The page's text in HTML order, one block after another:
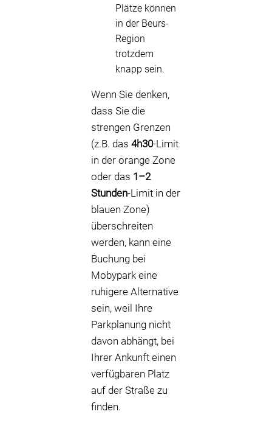
Plätze können
in der Beurs-
Region
trotzdem
knapp sein.
Wenn Sie denken,
dass Sie die
strengen Grenzen
(z.B. das 4h30-Limit
in der orange Zone
oder das 1–2
Stunden-Limit in der
blauen Zone)
überschreiten
werden, kann eine
Buchung bei
Mobypark eine
ruhigere Alternative
sein, weil Ihre
Parkplanung nicht
davon abhängt, bei
Ihrer Ankunft einen
verfügbaren Platz
auf der Straße zu
finden.